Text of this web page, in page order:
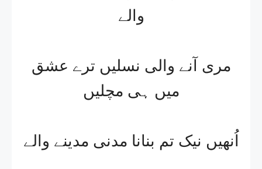
والے
مری آنے والی نسلیں ترے عشق
میں ہی مچلیں
اُنھیں نیک تم بنانا مدنی مدینے والے